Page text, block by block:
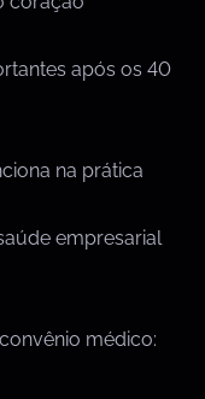
após os 40
na prática
empresarial
médico: